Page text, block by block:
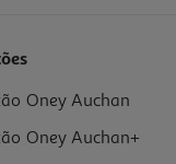
Oney Auchan
Oney Auchan+